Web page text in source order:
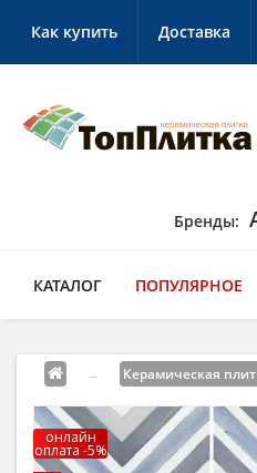
Как купить Доставка
КАТАЛОГ ПОПУЛЯРНОЕ
→ Керамическая
онлайн
оплата -5%